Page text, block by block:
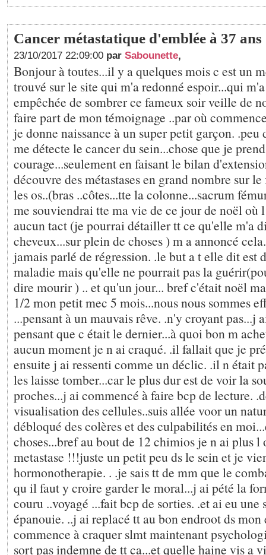
Cancer métastatique d'emblée à 37 ans
23/10/2017 22:09:00 par Sabounette,
Bonjour à toutes...il y a quelques mois c est un
trouvé sur le site qui m'a redonné espoir...qui
empêchée de sombrer ce fameux soir veille de
faire part de mon témoignage ..par où
je donne naissance à un super petit garçon. .peu
me détecte le cancer du sein...chose que je
courage...seulement en faisant le bilan
découvre des métastases en grand nombre sur
les os..(bras ..côtes...tte la colonne...sacrum
me souviendrai tte ma vie de ce jour de noël où
aucun tact (je pourrai détailler tt ce qu'elle m'a
cheveux...sur plein de choses ) m a annoncé
jamais parlé de régression. .le but a t elle dit est
maladie mais qu'elle ne pourrait pas la
dire mourir ) .. et qu'un jour... bref c'était noël
1/2 mon petit mec 5 mois...nous nous sommes
...pensant à un mauvais rêve. .n'y croyant pas...j
pensant que c était le dernier...à quoi bon m
aucun moment je n ai craqué. .il fallait que je
ensuite j ai ressenti comme un déclic. .il n était
les laisse tomber...car le plus dur est de voir la
proches...j ai commencé à faire bcp de lecture.
visualisation des cellules..suis allée voor un
débloqué des colères et des culpabilités en
choses...bref au bout de 12 chimios je n ai plus l
metastase !!!juste un petit peu ds le sein et je
hormonotherapie. . .je sais tt de mm que le
qu il faut y croire garder le moral...j ai pété la
couru ..voyagé ...fait bcp de sorties. .et ai eu une
épanouie. ..j ai replacé tt au bon endroot ds mon
commence à craquer slmt maintenant
sort pas indemne de tt ca...et quelle haine vis a